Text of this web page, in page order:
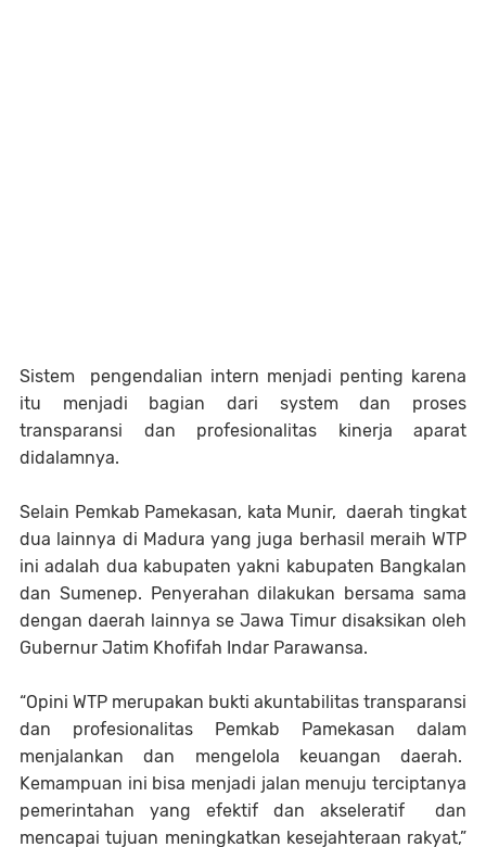
Sistem pengendalian intern menjadi penting karena
itu menjadi bagian dari system dan proses
transparansi dan profesionalitas kinerja aparat
didalamnya.
Selain Pemkab Pamekasan, kata Munir, daerah tingkat
dua lainnya di Madura yang juga berhasil meraih WTP
ini adalah dua kabupaten yakni kabupaten Bangkalan
dan Sumenep. Penyerahan dilakukan bersama sama
dengan daerah lainnya se Jawa Timur disaksikan oleh
Gubernur Jatim Khofifah Indar Parawansa.
“Opini WTP merupakan bukti akuntabilitas transparansi
dan profesionalitas Pemkab Pamekasan dalam
menjalankan dan mengelola keuangan daerah.
Kemampuan ini bisa menjadi jalan menuju terciptanya
pemerintahan yang efektif dan akseleratif dan
mencapai tujuan meningkatkan kesejahteraan rakyat,”